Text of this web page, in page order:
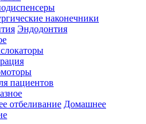
наконечники
Эндодонтия
пациентов
Домашнее